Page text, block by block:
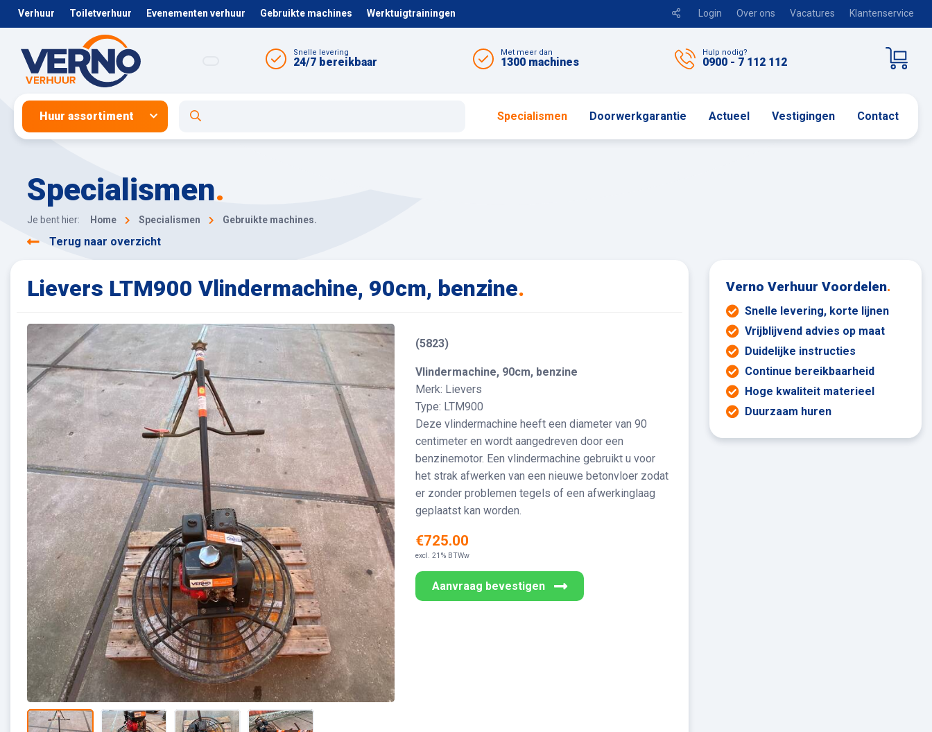
Verhuur Toiletverhuur Evenementen verhuur Gebruikte machines Werktuigtrainingen Login Over ons Vacatures Klantenservice
Snelle levering
24/7 bereikbaar
Met meer dan
1300 machines
Hulp nodig?
0900 - 7 112 112
Huur assortiment Specialismen Doorwerkgarantie Actueel Vestigingen Contact
Specialismen.
Je bent hier: Home Specialismen Gebruikte machines.
Terug naar overzicht
Lievers LTM900 Vlindermachine, 90cm, benzine.
(5823)
Vlindermachine, 90cm, benzine
Merk: Lievers
Type: LTM900
Deze vlindermachine heeft een diameter van 90
centimeter en wordt aangedreven door een
benzinemotor. Een vlindermachine gebruikt u voor
het strak afwerken van een nieuwe betonvloer zodat
er zonder problemen tegels of een afwerkinglaag
geplaatst kan worden.
€725.00
excl. 21% BTWw
Aanvraag bevestigen
Verno Verhuur Voordelen.
Snelle levering, korte lijnen
Vrijblijvend advies op maat
Duidelijke instructies
Continue bereikbaarheid
Hoge kwaliteit materieel
Duurzaam huren